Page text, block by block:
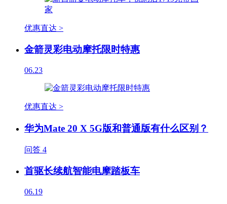
优惠直达 >
金箭灵彩电动摩托限时特惠
06.23
优惠直达 >
华为Mate 20 X 5G版和普通版有什么区别？
问答 4
首驱长续航智能电摩踏板车
06.19